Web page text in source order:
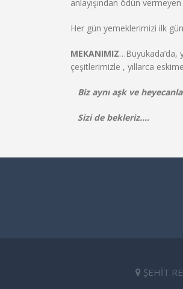
anlayışından ödün
Her gün yemeklerimizi ilk
MEKANIMIZ…Büyükada’da,
çeşitlerimizle , yıllarca
Biz aynı aşk ve
Sizi de bekleriz….
ŞEHIT